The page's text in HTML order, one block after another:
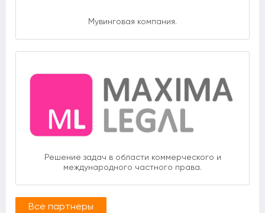
Мувинговая компания.
Решение задач в области коммерческого и
международного частного права.
Все партнеры